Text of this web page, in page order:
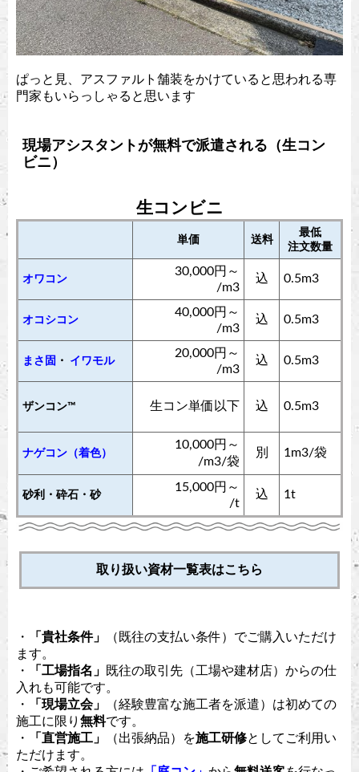
ぱっと見、アスファルト舗装をかけていると思われる専
門家もいらっしゃると思います
現場アシスタントが無料で派遣される（生コン
ビニ）
生コンビニ
単価 送料
最低
注文数量
オワコン
30,000円～
/m3
込 0.5m3
オコシコン
40,000円～
/m3
込 0.5m3
まさ固 ・ イワモル
20,000円～
/m3
込 0.5m3
ザンコン™︎ 生コン単価以下 込 0.5m3
ナゲコン（着色）
10,000円～
/m3/袋
別 1m3/袋
砂利・砕石・砂
15,000円～
/t
込 1t
取り扱い資材一覧表はこちら
・ 「貴社条件」
（既往の支払い条件）でご購入いただけ
ます。
・
「工場指名」
既往の取引先（工場や建材店）からの仕
入れも可能です。
・
「現場立会」
（経験豊富な施工者を派遣）は初めての
施工に限り 無料です。
・
「直営施工」 （出張納品）を施工研修としてご利用い
ただけます。